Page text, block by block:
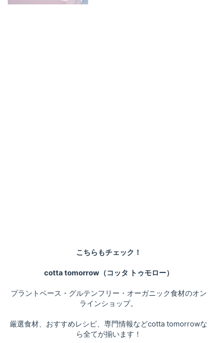
こちらもチェック！
cotta tomorrow（コッタ トゥモロー）
プラントベース・グルテンフリー・オーガニック食材のオン
ラインショップ。
厳選食材、おすすめレシピ、専門情報などcotta tomorrowな
ら全てが揃います！